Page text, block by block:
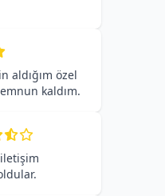
aldığım özel
kaldım.
iletişim